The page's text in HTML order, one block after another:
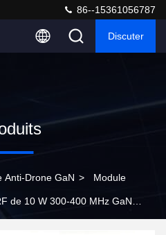
86--15361056787
Discuter
Anti-Drone GaN > Module
de 10 W 300-400 MHz GaN